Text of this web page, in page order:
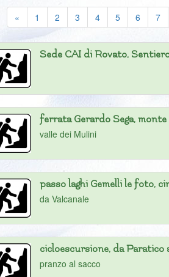
« 1 2 3 4 5 6 7
Sede CAI di Rovato,
ferrata Gerardo Sega, monte
valle dei Mulini
passo laghi Gemelli le foto,
da Valcanale
cicloescursione, da
pranzo al sacco